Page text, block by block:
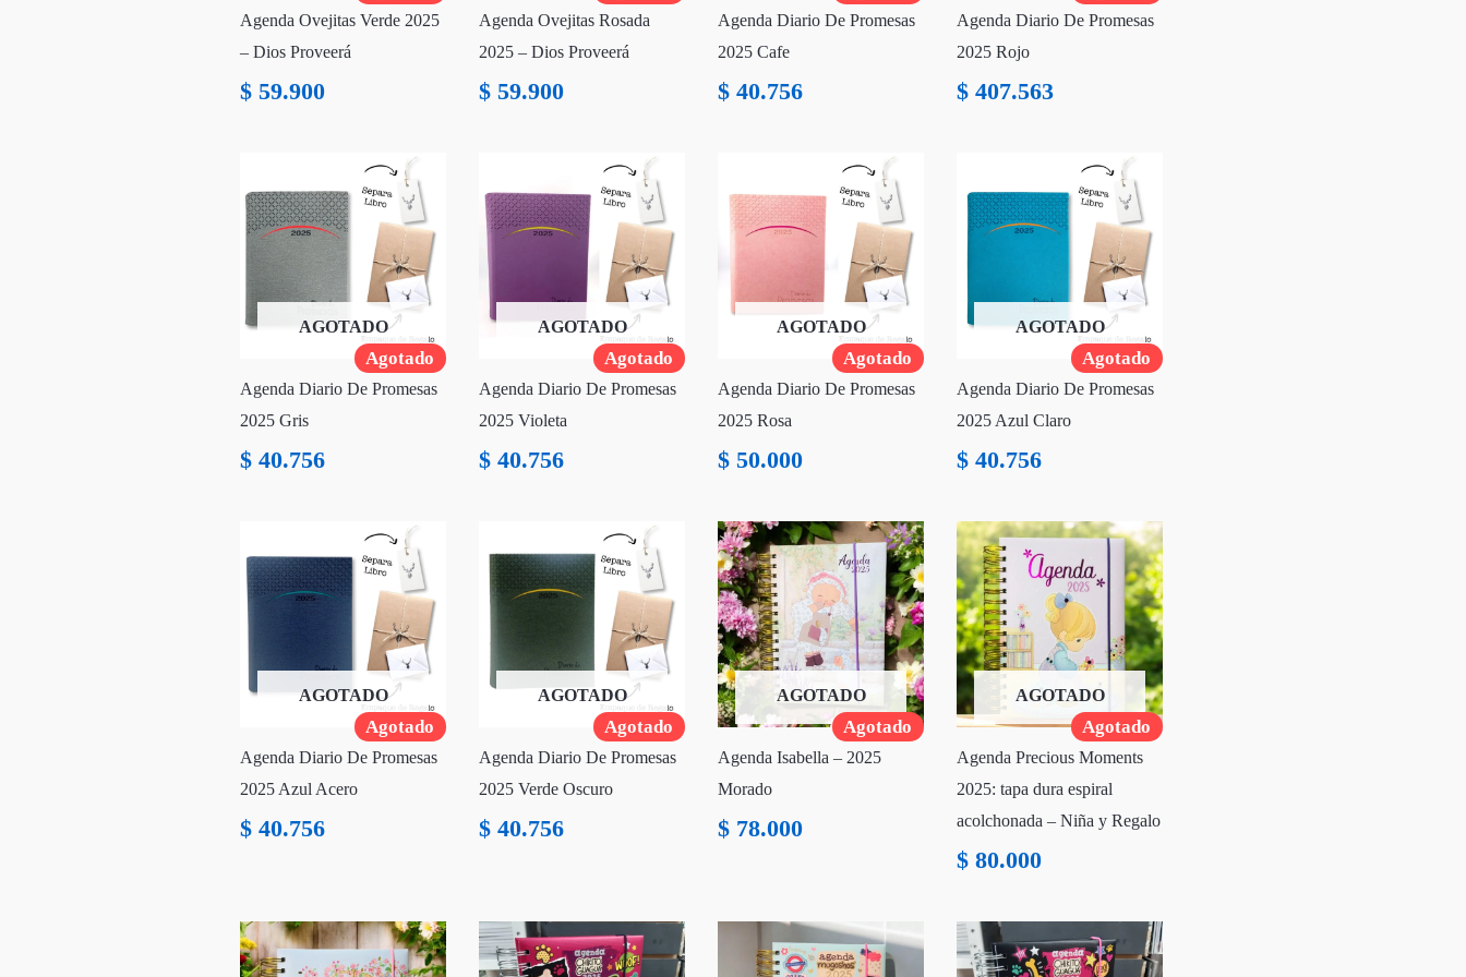
Agenda Ovejitas Verde 2025
– Dios Proveerá
$ 59.900
Agenda Ovejitas Rosada
2025 – Dios Proveerá
$ 59.900
Agenda Diario De Promesas
2025 Cafe
$ 40.756
Agenda Diario De Promesas
2025 Rojo
$ 407.563
Agotado
AGOTADO
Agenda Diario De Promesas
2025 Gris
$ 40.756
Agotado
AGOTADO
Agenda Diario De Promesas
2025 Violeta
$ 40.756
Agotado
AGOTADO
Agenda Diario De Promesas
2025 Rosa
$ 50.000
Agotado
AGOTADO
Agenda Diario De Promesas
2025 Azul Claro
$ 40.756
Agotado
AGOTADO
Agenda Diario De Promesas
2025 Azul Acero
$ 40.756
Agotado
AGOTADO
Agenda Diario De Promesas
2025 Verde Oscuro
$ 40.756
Agotado
AGOTADO
Agenda Isabella – 2025
Morado
$ 78.000
Agotado
AGOTADO
Agenda Precious Moments
2025: tapa dura espiral
acolchonada – Niña y Regalo
$ 80.000